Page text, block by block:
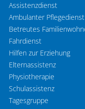
Assistenzdienst
Ambulanter Pflegedienst
Betreutes
Fahrdienst
Hilfen zur Erziehung
Elternassistenz
Physiotherapie
Schulassistenz
Tagesgruppe